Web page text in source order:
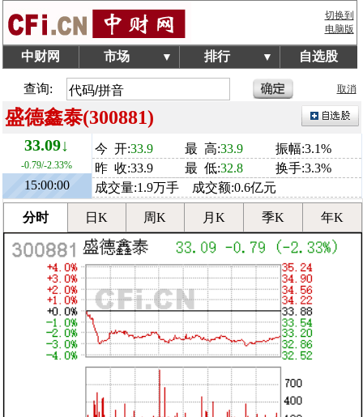
切换到
电脑版
中财网 市场 ▼ 排行 ▼ 自选股
查询: 取消
盛德鑫泰(300881)
33.09↓
-0.79/-2.33%
15:00:00
今 开:33.9 最 高:33.9
振幅:3.1%
昨 收:33.9
最 低:32.8
换手:3.3%
成交量:1.9万手 成交额:0.6亿元
分时 日K 周K 月K 季K 年K